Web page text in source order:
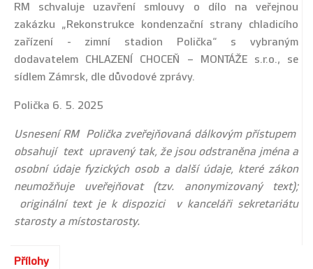
RM schvaluje uzavření smlouvy o dílo na veřejnou
zakázku „Rekonstrukce kondenzační strany chladicího
zařízení - zimní stadion Polička“ s vybraným
dodavatelem CHLAZENÍ CHOCEŇ – MONTÁŽE s.r.o., se
sídlem Zámrsk, dle důvodové zprávy.
Polička 6. 5. 2025
Usnesení RM Polička zveřejňovaná dálkovým přístupem
obsahují text upravený tak, že jsou odstraněna jména a
osobní údaje fyzických osob a další údaje, které zákon
neumožňuje uveřejňovat (tzv. anonymizovaný text);
originální text je k dispozici v kanceláři sekretariátu
starosty a místostarosty.
Přílohy